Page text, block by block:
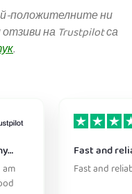
положителните ни
на Trustpilot са
.
Fast and
Fast and